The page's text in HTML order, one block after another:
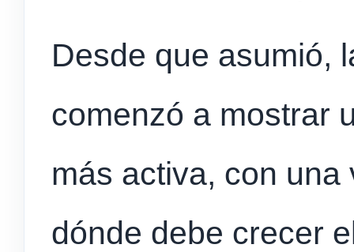
Desde que asumió,
comenzó a mostrar
más activa, con
dónde debe crecer